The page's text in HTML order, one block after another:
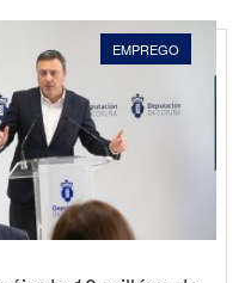
EMPREGO